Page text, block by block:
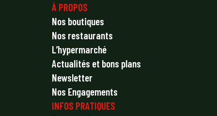
À PROPOS
Nos boutiques
Nos restaurants
L’hypermarché
Actualités et bons plans
Newsletter
Nos Engagements
INFOS PRATIQUES